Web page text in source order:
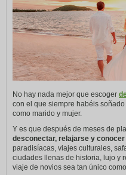
No hay nada mejor que escoger
con el que siempre habéis
como marido y mujer.
Y es que después de meses de
desconectar, relajarse y
paradisíacas, viajes culturales,
ciudades llenas de historia, lujo y
viaje de novios sea tan único